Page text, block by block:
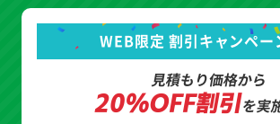
WEB限定 割引キャンペー
見積もり価格から
20%OFF割引を実